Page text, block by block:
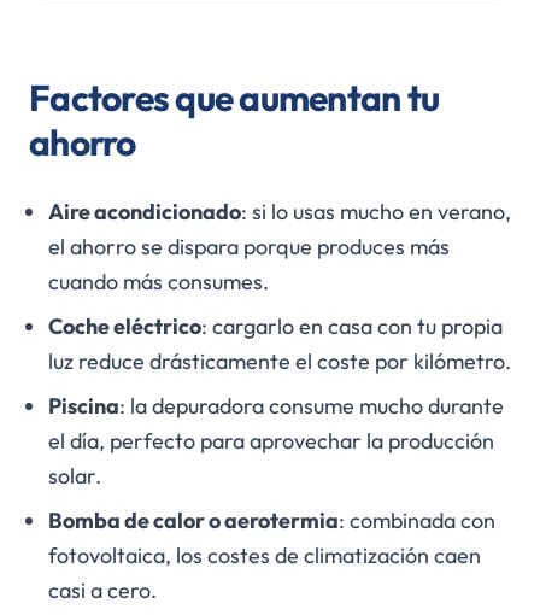
Factores que aumentan tu
ahorro
Aire acondicionado: si lo usas mucho en verano,
el ahorro se dispara porque produces más
cuando más consumes.
Coche eléctrico: cargarlo en casa con tu propia
luz reduce drásticamente el coste por kilómetro.
Piscina: la depuradora consume mucho durante
el día, perfecto para aprovechar la producción
solar.
Bomba de calor o aerotermia: combinada con
fotovoltaica, los costes de climatización caen
casi a cero.